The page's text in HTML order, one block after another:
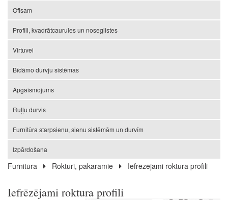
Ofisam
Profili, kvadrātcaurules un noseglistes
Virtuvei
Bīdāmo durvju sistēmas
Apgaismojums
Ruļļu durvis
Furnitūra starpsienu, sienu sistēmām un durvīm
Izpārdošana
Furnitūra Rokturi, pakaramie Iefrēzējami roktura profili
Iefrēzējami roktura profili